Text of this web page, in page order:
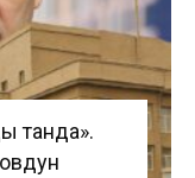
танда».